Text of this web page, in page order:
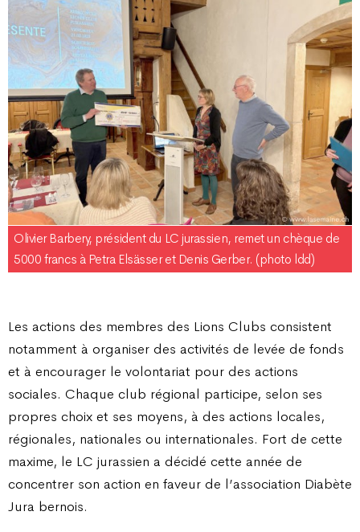
Olivier Barbery, président du LC jurassien, remet un chèque de
5000 francs à Petra Elsässer et Denis Gerber. (photo ldd)
Les actions des membres des Lions Clubs consistent
notamment à organiser des activités de levée de fonds
et à encourager le volontariat pour des actions
sociales. Chaque club régional participe, selon ses
propres choix et ses moyens, à des actions locales,
régionales, nationales ou internationales. Fort de cette
maxime, le LC jurassien a décidé cette année de
concentrer son action en faveur de l’association Diabète
Jura bernois.